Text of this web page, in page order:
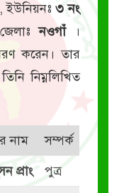
, ইউনিয়নঃ৩ নং
নওগাঁ।
করেন। তার
নিম্নলিখিত
নাম
সম্পর্ক
প্রাং
পুত্র